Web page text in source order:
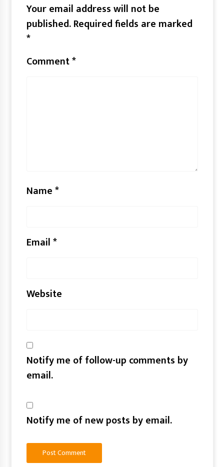
Your email address will not be
published.Required fields are marked
*
Comment*
Name*
Email*
Website
Notify me of follow-up comments by
email.
Notify me of new posts by email.